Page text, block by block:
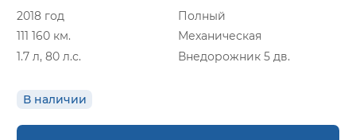
2018 год
Полный
111 160 км.
Механическая
1.7 л, 80 л.с.
Внедорожник 5 дв.
В наличии